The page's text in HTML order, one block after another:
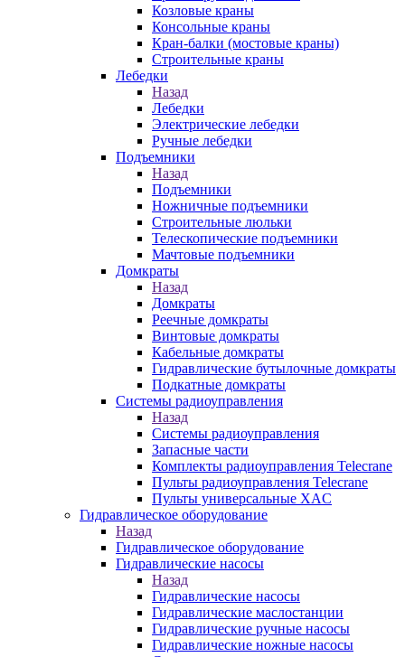
Козловые краны
Консольные краны
Кран-балки (мостовые краны)
Строительные краны
Лебедки
Назад
Лебедки
Электрические лебедки
Ручные лебедки
Подъемники
Назад
Подъемники
Ножничные подъемники
Строительные люльки
Телескопические подъемники
Мачтовые подъемники
Домкраты
Назад
Домкраты
Реечные домкраты
Винтовые домкраты
Кабельные домкраты
Гидравлические бутылочные домкраты
Подкатные домкраты
Системы радиоуправления
Назад
Системы радиоуправления
Запасные части
Комплекты радиоуправления Telecrane
Пульты радиоуправления Telecrane
Пульты универсальные XAC
Гидравлическое оборудование
Назад
Гидравлическое оборудование
Гидравлические насосы
Назад
Гидравлические насосы
Гидравлические маслостанции
Гидравлические ручные насосы
Гидравлические ножные насосы